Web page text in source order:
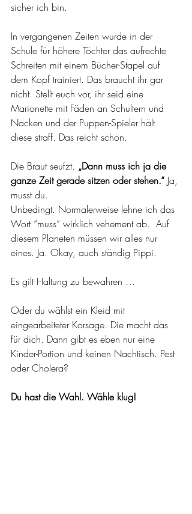
sicher ich bin.
In vergangenen Zeiten wurde in der
Schule für höhere Töchter das aufrechte
Schreiten mit einem Bücher-Stapel auf
dem Kopf trainiert. Das braucht ihr gar
nicht. Stellt euch vor, ihr seid eine
Marionette mit Fäden an Schultern und
Nacken und der Puppen-Spieler hält
diese straff. Das reicht schon.
Die Braut seufzt. „Dann muss ich ja die
ganze Zeit gerade sitzen oder stehen.“ Ja,
musst du.
Unbedingt. Normalerweise lehne ich das
Wort “muss“ wirklich vehement ab.  Auf
diesem Planeten müssen wir alles nur
eines. Ja. Okay, auch ständig Pippi.
Es gilt Haltung zu bewahren …
Oder du wählst ein Kleid mit
eingearbeiteter Korsage. Die macht das
für dich. Dann gibt es eben nur eine
Kinder-Portion und keinen Nachtisch. Pest
oder Cholera?
Du hast die Wahl. Wähle klug!